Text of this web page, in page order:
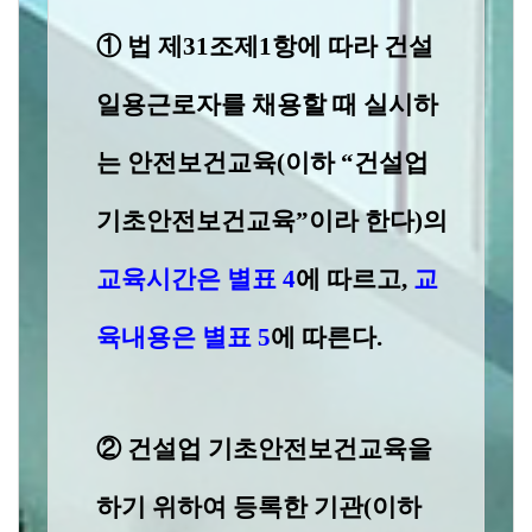
① 법 제 31조제 1항에 따라 건설
일용근로자를 채용할 때 실시하
는 안전보건교육(이하 “건설업
기초안전보건교육”이라한다)의
교육시간은 별표 4에 따르고, 교
육내용은 별표 5에 따른다.
② 건설업 기초안전보건교육을
하기 위하여 등록한 기관(이하